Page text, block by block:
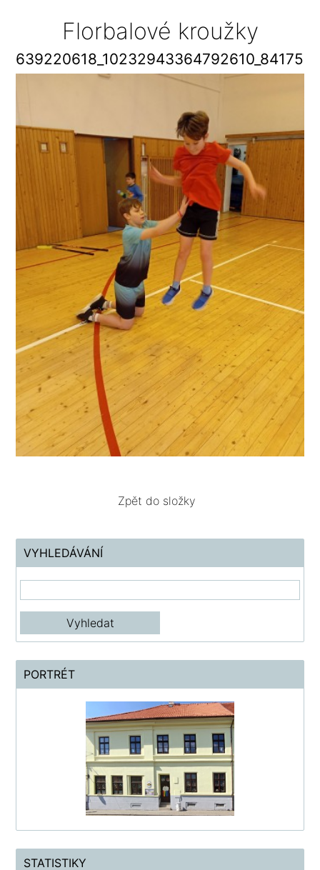
Florbalové kroužky
Zpět do složky
VYHLEDÁVÁNÍ
PORTRÉT
STATISTIKY